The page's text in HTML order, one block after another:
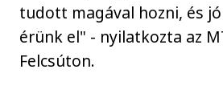
tudott magával hozni, és
érünk el" - nyilatkozta az
Felcsúton.